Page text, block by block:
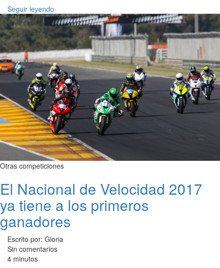
Seguir leyendo
Otras competiciones
El Nacional de Velocidad 2017
ya tiene a los primeros
ganadores
Escrito por: Gloria
Sin comentarios
4 minutos